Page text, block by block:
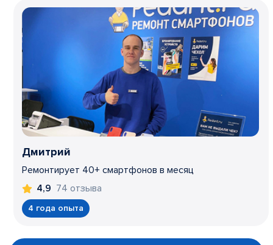
Дмитрий
Ремонтирует 40+ смартфонов в месяц
4,9 74 отзыва
4 года опыта